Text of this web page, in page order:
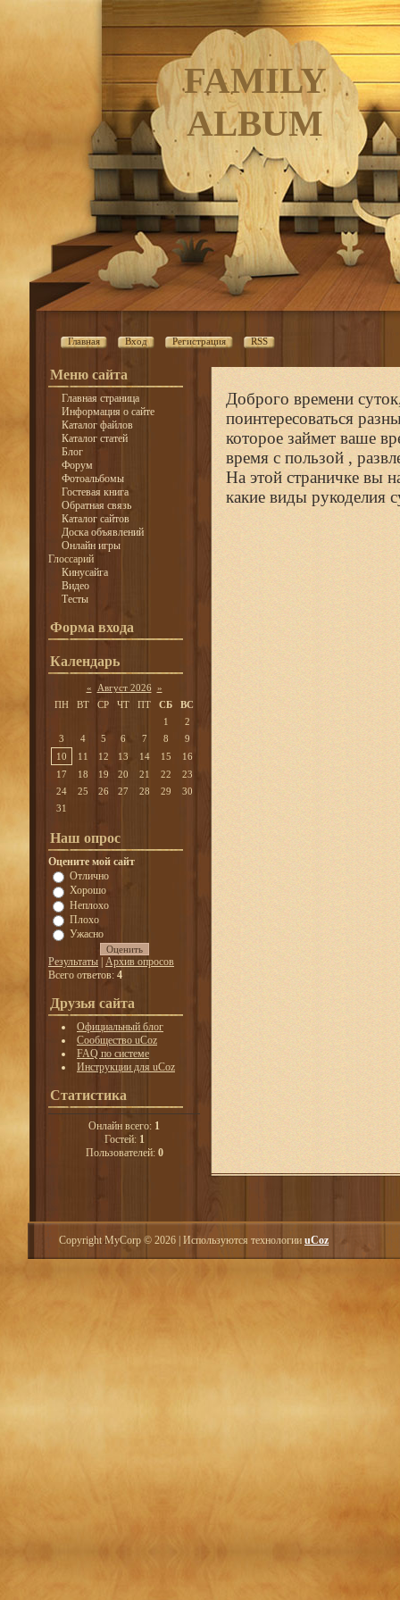
FAMILY
ALBUM
Главная Вход Регистрация RSS
Меню сайта
Главная страница
Информация о сайте
Каталог файлов
Каталог статей
Блог
Форум
Фотоальбомы
Гостевая книга
Обратная связь
Каталог сайтов
Доска объявлений
Онлайн игры
Глоссарий
Кинусайга
Видео
Тесты
Форма входа
Календарь
« Август 2026 »
ПН
ВТ СР ЧТ ПТ СБ
ВС
1
2
3
4 5 6 7 8
9
10
11 12 13 14 15
16
17
18 19 20 21 22
23
24
25 26 27 28 29
30
31
Наш опрос
Оцените мой сайт
Отлично
Хорошо
Неплохо
Плохо
Ужасно
Результаты | Архив опросов
Всего ответов: 4
Друзья сайта
Официальный блог
Сообщество uCoz
FAQ по системе
Инструкции для uCoz
Статистика
Онлайн всего: 1
Гостей: 1
Пользователей: 0
Доброго времени
поинтересоваться
которое займет ваше
время с пользой ,
На этой страничке вы
какие виды рукоделия
Copyright MyCorp © 2026 | Используются технологии uCoz